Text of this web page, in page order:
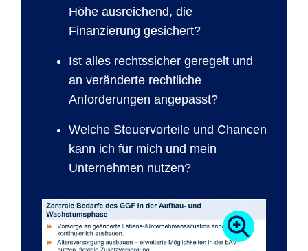
Höhe ausreichend, die
Finanzierung gesichert?
Ist alles rechtssicher geregelt und
an veränderte rechtliche
Anforderungen angepasst?
Welche Steuervorteile und Chancen
kann ich für mich und mein
Unternehmen nutzen?